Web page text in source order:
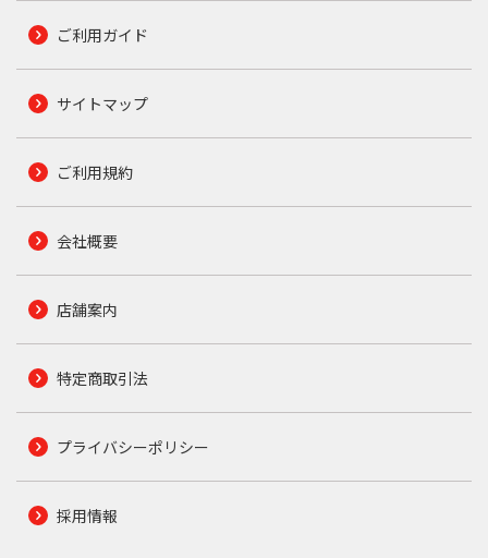
ご利用ガイド
サイトマップ
ご利用規約
会社概要
店舗案内
特定商取引法
プライバシーポリシー
採用情報